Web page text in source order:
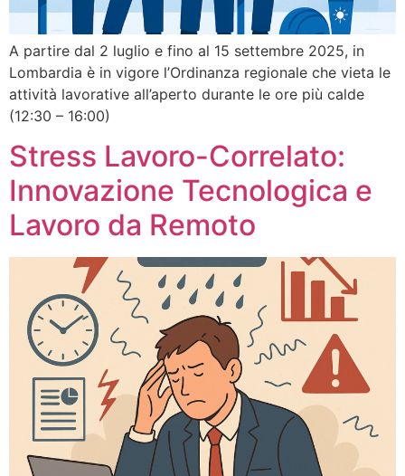
A partire dal 2 luglio e fino al 15 settembre 2025, in
Lombardia è in vigore l’Ordinanza regionale che vieta le
attività lavorative all’aperto durante le ore più calde
(12:30 – 16:00)
Stress Lavoro-Correlato:
Innovazione Tecnologica e
Lavoro da Remoto